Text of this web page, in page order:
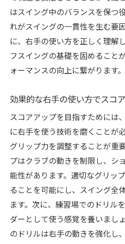
データを用いた右手
科学的視点から見る右
シミュレーションで
右手の動きを科学的に
初心者でも取り入れやすい
初心者向けの右手の基
右手の基本を学ぶ練習
初心者が知っておく
右手の動きを習得す
初心者におすすめの
右手の基礎を固める
上級者向け右手の高度な
上級者に必要な右手
はスイング中のバランスを保つ
れがスイングの一貫性を生む要
に、右手の使い方を正しく理解
フスイングの基礎を固めること
ォーマンスの向上に繋がります。
効果的な右手の使い方でスコ
スコアアップを目指すためには
に右手を使う技術を磨くことが
グリップ力を調整することが重
プはクラブの動きを制限し、シ
能性があります。適切なグリッ
ることを可能にし、スイング全
ます。次に、練習場でのドリル
ダーとして使う感覚を養いまし
のドリルは右手の動きを強化し